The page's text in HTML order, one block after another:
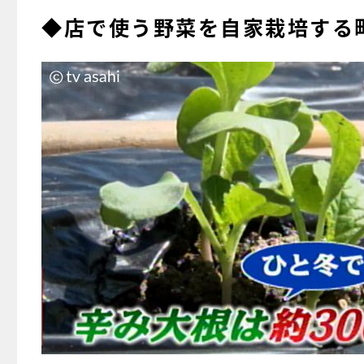
◆店で使う野菜を自家栽培する